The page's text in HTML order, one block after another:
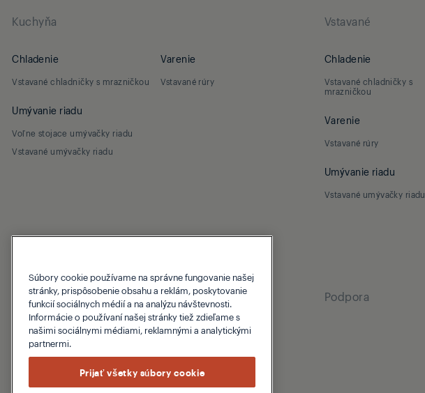
Kuchyňa
Chladenie
Vstavané chladničky s mrazničkou
Varenie
Vstavané rúry
Umývanie riadu
Voľne stojace umývačky riadu
Vstavané umývačky riadu
Vstavané
Chladenie
Vstavané chladničky s
mrazničkou
Varenie
Vstavané rúry
Umývanie riadu
Vstavané umývačky riadu
Komerčné zobrazovanie
a riešenia
Digital Signage
Pohostinská televízia
O Grundigu Podpora
Súbory cookie používame na správne fungovanie našej
stránky, prispôsobenie obsahu a reklám, poskytovanie
funkcií sociálnych médií a na analýzu návštevnosti.
Informácie o používaní našej stránky tiež zdieľame s
našimi sociálnymi médiami, reklamnými a analytickými
partnermi.
Prijať všetky súbory cookie